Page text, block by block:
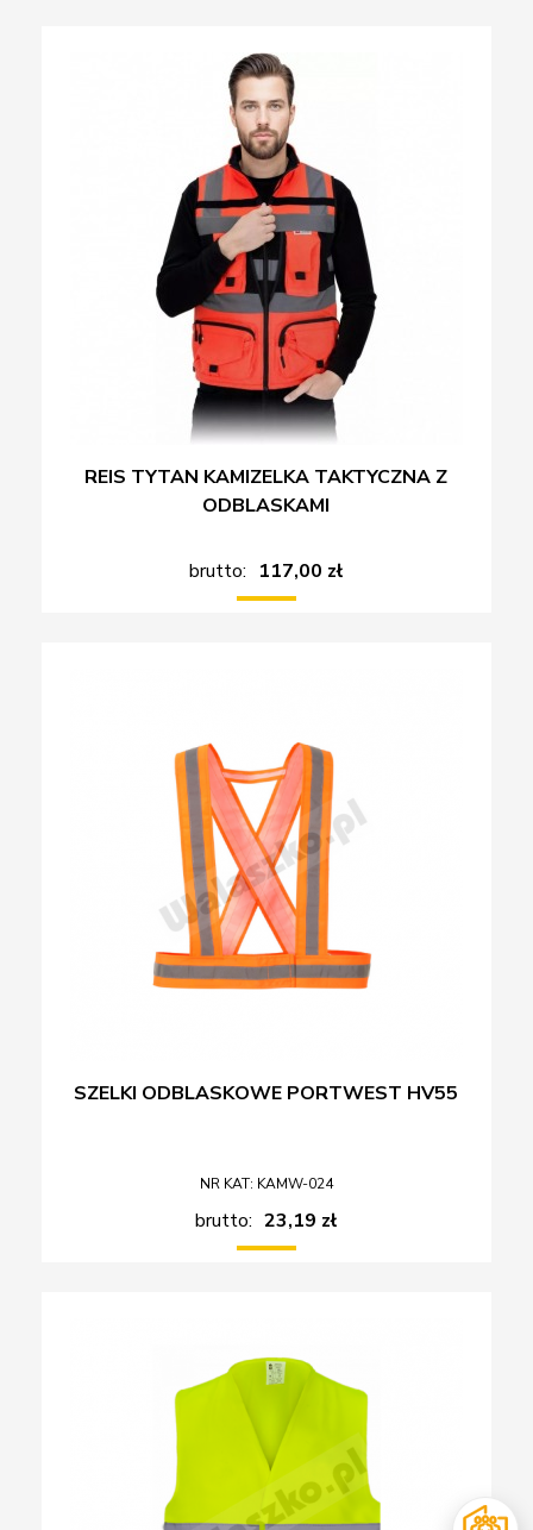
REIS TYTAN KAMIZELKA TAKTYCZNA Z
ODBLASKAMI
brutto: 117,00 zł
SZELKI ODBLASKOWE PORTWEST HV55
NR KAT: KAMW-024
brutto: 23,19 zł